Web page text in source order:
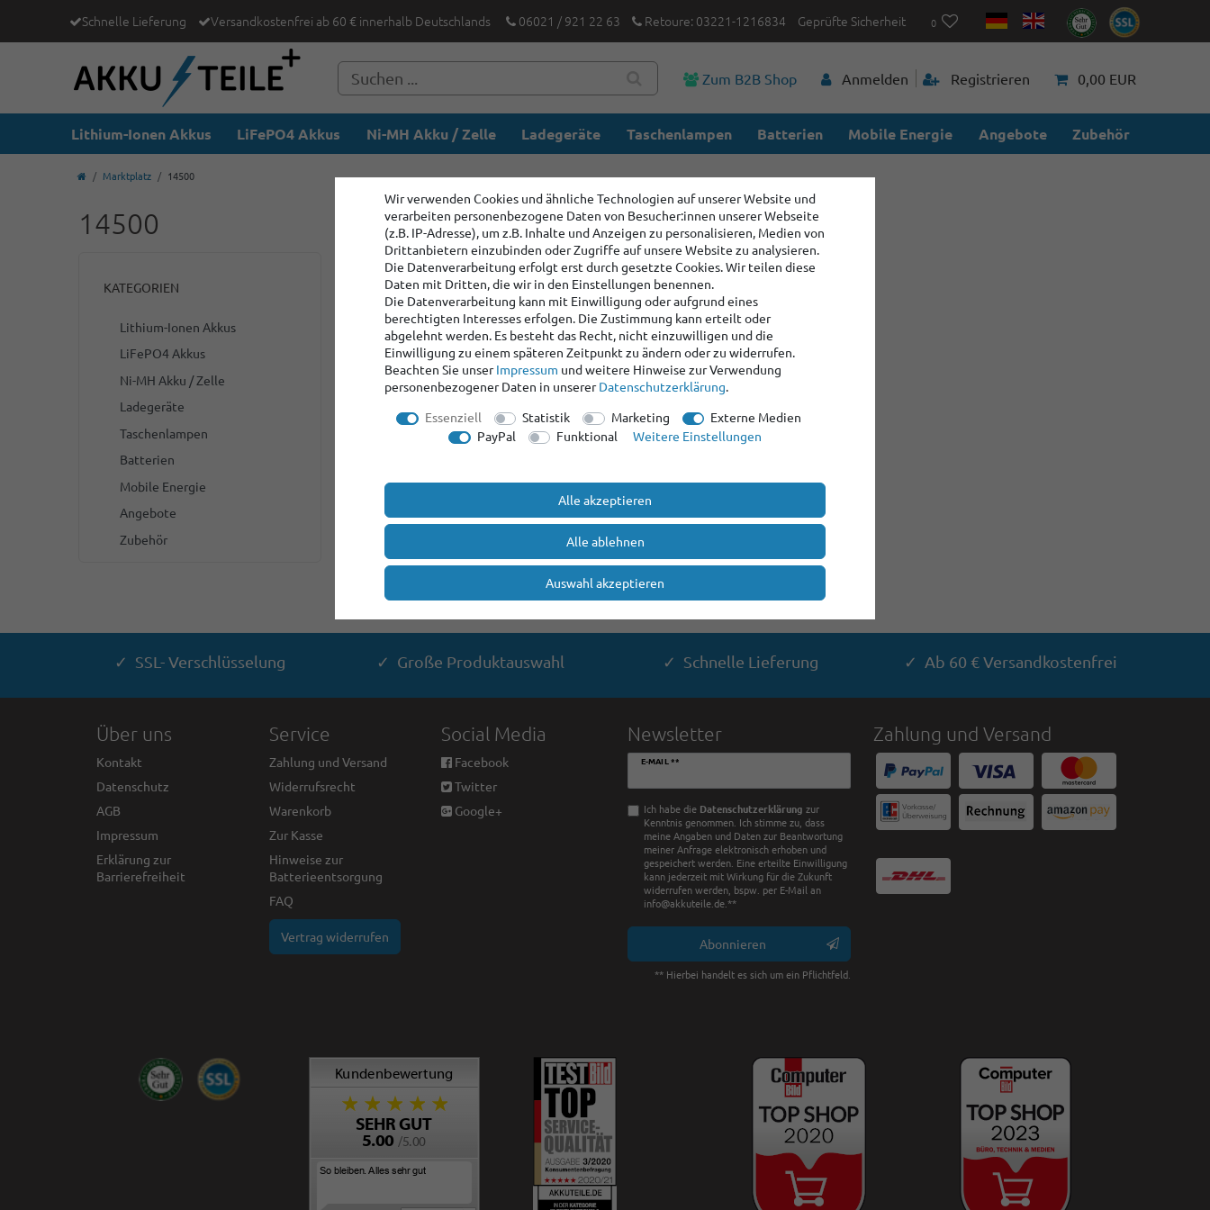
Schnelle Lieferung Versandkostenfrei ab 60 € innerhalb Deutschlands 06021 / 921 22 63 Retoure: 03221-1216834 Geprüfte Sicherheit 0
Zum B2B Shop Anmelden Registrieren 0,00 EUR
Lithium-Ionen Akkus LiFePO4 Akkus Ni-MH Akku / Zelle Ladegeräte Taschenlampen Batterien Mobile Energie Angebote Zubehör
Marktplatz 14500
14500
KATEGORIEN
Lithium-Ionen Akkus
LiFePO4 Akkus
Ni-MH Akku / Zelle
Ladegeräte
Taschenlampen
Batterien
Mobile Energie
Angebote
Zubehör
✓ SSL- Verschlüsselung ✓ Große Produktauswahl ✓ Schnelle Lieferung ✓ Ab 60 € Versandkostenfrei
Wir verwenden Cookies und ähnliche Technologien auf unserer Website und
verarbeiten personenbezogene Daten von Besucher:innen unserer Webseite
(z.B. IP-Adresse), um z.B. Inhalte und Anzeigen zu personalisieren, Medien von
Drittanbietern einzubinden oder Zugriffe auf unsere Website zu analysieren.
Die Datenverarbeitung erfolgt erst durch gesetzte Cookies. Wir teilen diese
Daten mit Dritten, die wir in den Einstellungen benennen.
Die Datenverarbeitung kann mit Einwilligung oder aufgrund eines
berechtigten Interesses erfolgen. Die Zustimmung kann erteilt oder
abgelehnt werden. Es besteht das Recht, nicht einzuwilligen und die
Einwilligung zu einem späteren Zeitpunkt zu ändern oder zu widerrufen.
Beachten Sie unserImpressum und weitere Hinweise zur Verwendung
personenbezogener Daten in unsererDaten­schutz­erklärung.
Essenziell
Statistik Marketing
Externe Medien
PayPal
Funktional Weitere Einstellungen
Alle akzeptieren
Alle ablehnen
Auswahl akzeptieren
Über uns
Kontakt
Datenschutz
AGB
Impressum
Erklärung zur
Barrierefreiheit
Service
Zahlung und Versand
Widerrufsrecht
Warenkorb
Zur Kasse
Hinweise zur
Batterieentsorgung
FAQ
Vertrag widerrufen
Social Media
Facebook
Twitter
Google+
Newsletter
E-MAIL **
Newsletter
Ich habe die Daten­schutz­erklärung zur
Kenntnis genommen. Ich stimme zu, dass
meine Angaben und Daten zur Beantwortung
meiner Anfrage elektronisch erhoben und
gespeichert werden. Eine erteilte Einwilligung
kann jederzeit mit Wirkung für die Zukunft
widerrufen werden, bspw. per E-Mail an
info@akkuteile.de.**
Abonnieren
** Hierbei handelt es sich um ein Pflichtfeld.
Zahlung und Versand